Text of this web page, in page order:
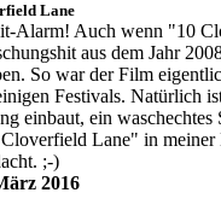
Lane
Alarm! Auch wenn "10
aus dem Jahr
So war der Film
Festivals. Natürlich
einbaut, ein
Lane" in meiner
;-)
2016